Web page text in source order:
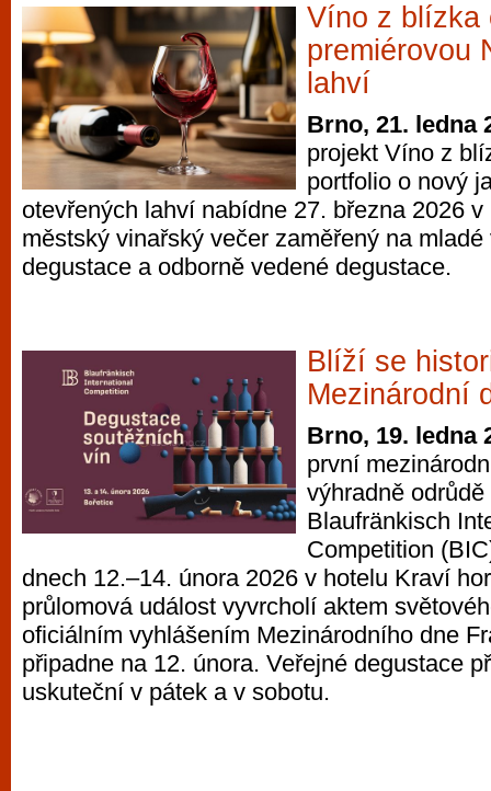
Víno z blízka
premiérovou
lahví
Brno, 21. ledna
projekt Víno z
portfolio o nový
otevřených lahví nabídne 27. března 2026
městský vinařský večer zaměřený na
degustace a odborně vedené degustace.
Blíží se
Mezinárodní
Brno, 19. ledna
první
výhradně
Blaufränkisch
Competition
dnech 12.–14. února 2026 v hotelu Kraví
průlomová událost vyvrcholí aktem
oficiálním vyhlášením Mezinárodního dne
připadne na 12. února. Veřejné degustace
uskuteční v pátek a v sobotu.